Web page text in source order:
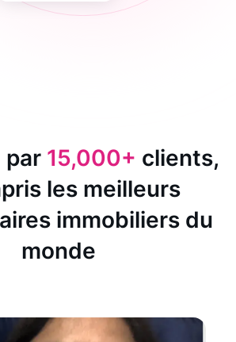
par 15,000+ clients,
les meilleurs
immobiliers du
monde